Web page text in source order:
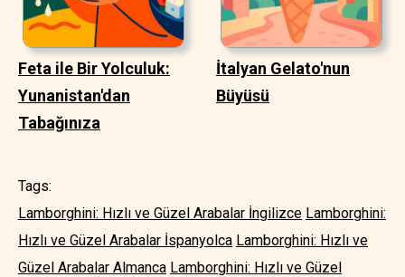
Feta ile Bir Yolculuk:
Yunanistan'dan
Tabağınıza
İtalyan Gelato'nun
Büyüsü
Tags:
Lamborghini: Hızlı ve Güzel Arabalar İngilizce Lamborghini:
Hızlı ve Güzel Arabalar İspanyolca Lamborghini: Hızlı ve
Güzel Arabalar Almanca Lamborghini: Hızlı ve Güzel